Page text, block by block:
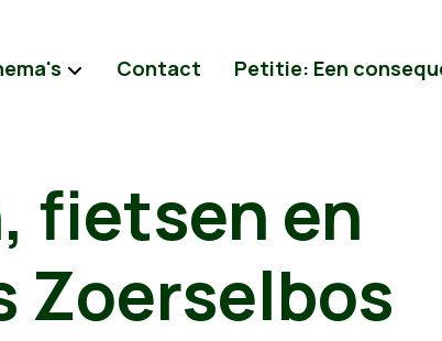
Contact Petitie: Een
fietsen en
Zoerselbos